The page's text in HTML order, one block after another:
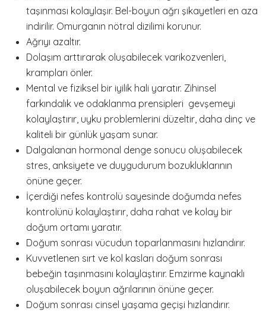
taşınması kolaylaşır. Bel-boyun ağrı şikayetleri en aza
indirilir. Omurganın nötral dizilimi korunur.
Ağrıyı azaltır.
Dolaşım arttırarak oluşabilecek varikozvenleri,
krampları önler.
Mental ve fiziksel bir iyilik hali yaratır. Zihinsel
farkındalık ve odaklanma prensipleri gevşemeyi
kolaylaştırır, uyku problemlerini düzeltir, daha dinç ve
kaliteli bir günlük yaşam sunar.
Dalgalanan hormonal denge sonucu oluşabilecek
stres, anksiyete ve duygudurum bozukluklarının
önüne geçer.
İçerdiği nefes kontrolü sayesinde doğumda nefes
kontrolünü kolaylaştırır, daha rahat ve kolay bir
doğum ortamı yaratır.
Doğum sonrası vücudun toparlanmasını hızlandırır.
Kuvvetlenen sırt ve kol kasları doğum sonrası
bebeğin taşınmasını kolaylaştırır. Emzirme kaynaklı
oluşabilecek boyun ağrılarının önüne geçer.
Doğum sonrası cinsel yaşama geçişi hızlandırır.